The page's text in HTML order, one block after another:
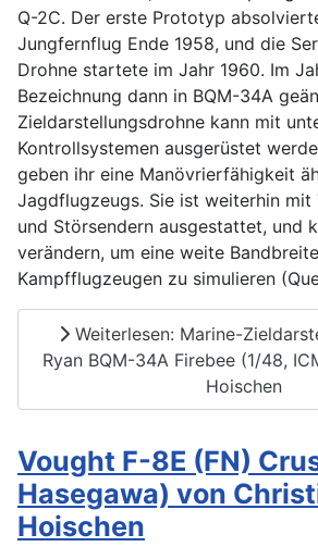
Q-2C. Der erste Prototyp
Jungfernflug Ende 1958, und die
Drohne startete im Jahr 1960. Im
Bezeichnung dann in BQM-34A
Zieldarstellungsdrohne kann mit
Kontrollsystemen ausgerüstet
geben ihr eine Manövrierfähigkeit
Jagdflugzeugs. Sie ist weiterhin mit
und Störsendern ausgestattet, und
verändern, um eine weite
Kampfflugzeugen zu simulieren
Weiterlesen: Marine-
Ryan BQM-34A Firebee (1/48,
Hoischen
Vought F-8E (FN)
Hasegawa) von
Hoischen